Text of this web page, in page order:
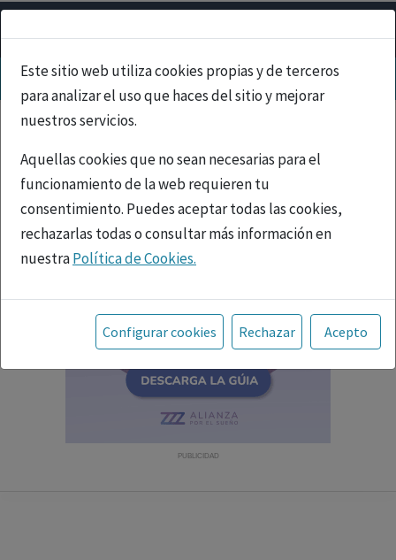
Este sitio web utiliza cookies propias y de terceros
para analizar el uso que haces del sitio y mejorar
nuestros servicios.
Aquellas cookies que no sean necesarias para el
funcionamiento de la web requieren tu
consentimiento. Puedes aceptar todas las cookies,
rechazarlas todas o consultar más información en
nuestraPolítica de Cookies.
Toda la información incluida en la Página Web está
referida a productos del mercado español y, por
tanto, dirigida a profesionales sanitarios legalmente
facultados para prescribir o dispensar medicamentos
con ejercicio profesional. La información técnica de los
fármacos se facilita a título meramente informativo,
Configurar cookies Rechazar Acepto
PUBLICIDAD